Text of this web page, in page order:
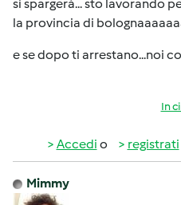
si spargerà... sto lavorando
la provincia di
e se dopo ti arrestano...noi
In
Accedi o registrati
Mimmy